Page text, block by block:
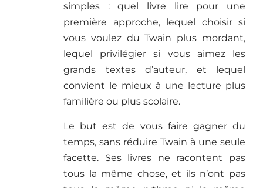
simples : quel livre lire pour une
première approche, lequel choisir si
vous voulez du Twain plus mordant,
lequel privilégier si vous aimez les
grands textes d’auteur, et lequel
convient le mieux à une lecture plus
familière ou plus scolaire.
Le but est de vous faire gagner du
temps, sans réduire Twain à une seule
facette. Ses livres ne racontent pas
tous la même chose, et ils n’ont pas